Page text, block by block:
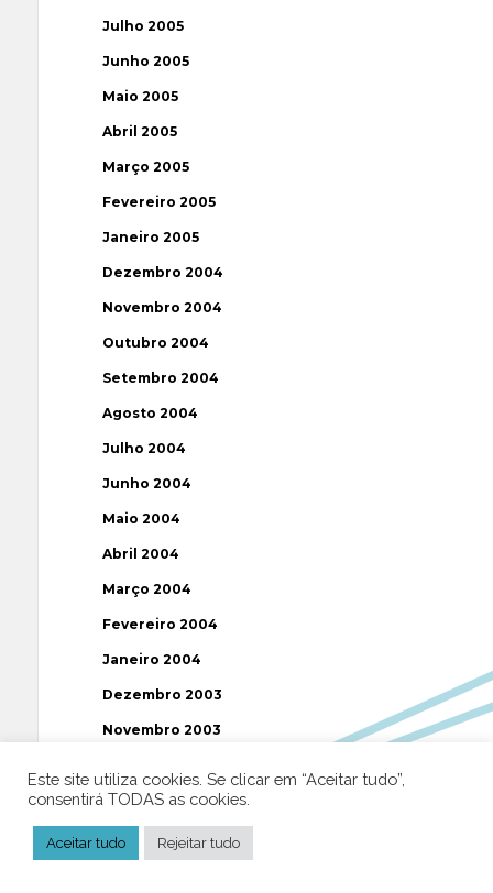
Julho 2005
Junho 2005
Maio 2005
Abril 2005
Março 2005
Fevereiro 2005
Janeiro 2005
Dezembro 2004
Novembro 2004
Outubro 2004
Setembro 2004
Agosto 2004
Julho 2004
Junho 2004
Maio 2004
Abril 2004
Março 2004
Fevereiro 2004
Janeiro 2004
Dezembro 2003
Novembro 2003
Etiquetas
Este site utiliza cookies. Se clicar em “Aceitar tudo”,
consentirá TODAS as cookies.
Aceitar tudo Rejeitar tudo